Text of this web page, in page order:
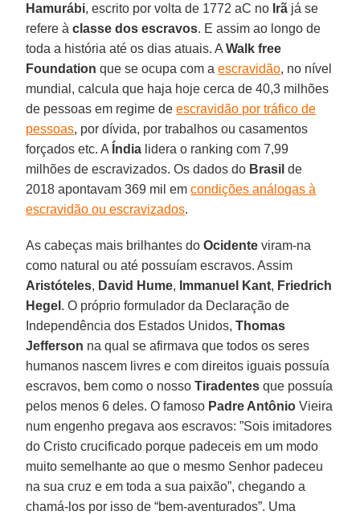
Hamurábi, escrito por volta de 1772 aC no Irã já se
refere àclasse dos escravos. E assim ao longo de
toda a história até os dias atuais. AWalk free
Foundation que se ocupa com aescravidão, no nível
mundial, calcula que haja hoje cerca de 40,3 milhões
de pessoas em regime deescravidão por tráfico de
pessoas, por dívida, por trabalhos ou casamentos
forçados etc. A Índia lidera o ranking com 7,99
milhões de escravizados. Os dados do Brasil de
2018 apontavam 369 mil emcondições análogas à
escravidão ou escravizados.
As cabeças mais brilhantes doOcidente viram-na
como natural ou até possuíam escravos. Assim
Aristóteles, David Hume, Immanuel Kant, Friedrich
Hegel . O próprio formulador da Declaração de
Independência dos Estados Unidos,Thomas
Jefferson na qual se afirmava que todos os seres
humanos nascem livres e com direitos iguais possuía
escravos, bem como o nossoTiradentes que possuía
pelos menos 6 deles. O famoso Padre Antônio Vieira
num engenho pregava aos escravos: ”Sois imitadores
do Cristo crucificado porque padeceis em um modo
muito semelhante ao que o mesmo Senhor padeceu
na sua cruz e em toda a sua paixão”, chegando a
chamá-los por isso de “bem-aventurados”. Uma